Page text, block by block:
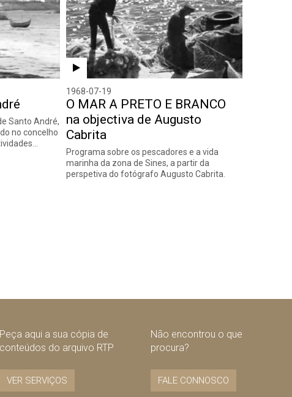
Santo André,
no concelho
1968-07-19
O MAR A PRETO E BRANCO
na objectiva de Augusto
Cabrita
Programa sobre os pescadores e a vida
marinha da zona de Sines, a partir da
perspetiva do fotógrafo Augusto Cabrita.
Peça aqui a sua cópia de
conteúdos do arquivo RTP
VER SERVIÇOS
Não encontrou o que
procura?
FALE CONNOSCO